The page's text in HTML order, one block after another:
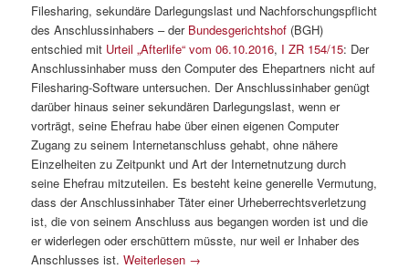
Filesharing, sekundäre Darlegungslast und Nachforschungspflicht
des Anschlussinhabers – der Bundesgerichtshof (BGH)
entschied mit Urteil „Afterlife“ vom 06.10.2016, I ZR 154/15: Der
Anschlussinhaber muss den Computer des Ehepartners nicht auf
Filesharing-Software untersuchen. Der Anschlussinhaber genügt
darüber hinaus seiner sekundären Darlegungslast, wenn er
vorträgt, seine Ehefrau habe über einen eigenen Computer
Zugang zu seinem Internetanschluss gehabt, ohne nähere
Einzelheiten zu Zeitpunkt und Art der Internetnutzung durch
seine Ehefrau mitzuteilen. Es besteht keine generelle Vermutung,
dass der Anschlussinhaber Täter einer Urheberrechtsverletzung
ist, die von seinem Anschluss aus begangen worden ist und die
er widerlegen oder erschüttern müsste, nur weil er Inhaber des
Anschlusses ist.Weiterlesen →